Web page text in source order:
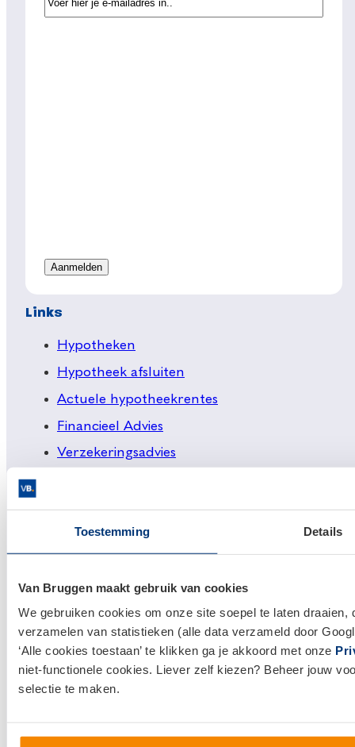
Toestemming Details
Van Bruggen maakt gebruik van cookies
We gebruiken cookies om onze site soepel te laten
verzamelen van statistieken (alle data verzameld door
‘Alle cookies toestaan’ te klikken ga je akkoord met onze
niet-functionele cookies. Liever zelf kiezen? Beheer jouw
selectie te maken.
Links
Hypotheken
Hypotheek afsluiten
Actuele hypotheekrentes
Financieel Advies
Verzekeringsadvies
Huis kopen
Huis verkopen
Bezoek eenvestigingbij jou in de buurt, of neem
contact met ons op.
0800 1600